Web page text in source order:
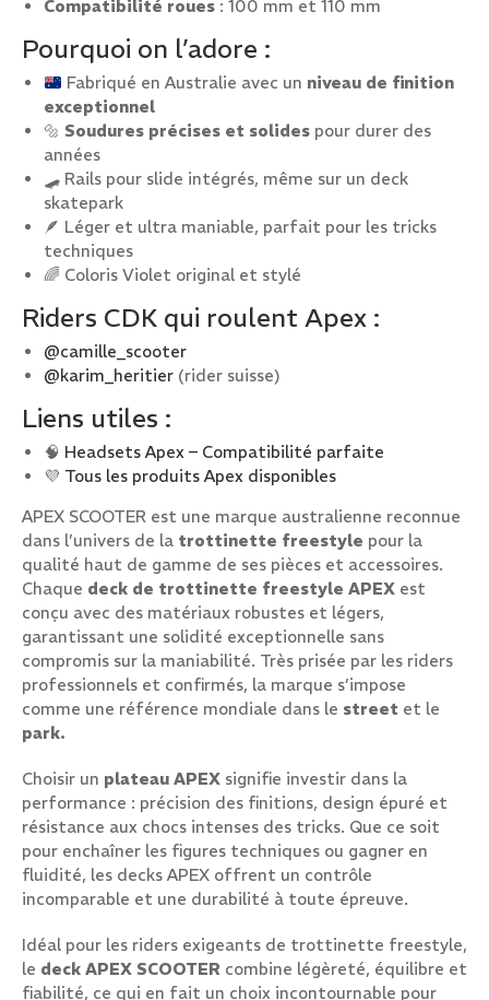
Compatibilité roues : 100 mm et 110 mm
Pourquoi on l’adore :
Fabriqué en Australie avec un niveau de finition
exceptionnel
🔩 Soudures précises et solides pour durer des
années
🛹 Rails pour slide intégrés, même sur un deck
skatepark
🪶 Léger et ultra maniable, parfait pour les tricks
techniques
🌈 Coloris Violet original et stylé
Riders CDK qui roulent Apex :
@camille_scooter
@karim_heritier (rider suisse)
Liens utiles :
🧠 Headsets Apex – Compatibilité parfaite
💜 Tous les produits Apex disponibles
APEX SCOOTER est une marque australienne reconnue
dans l’univers de la trottinette freestyle pour la
qualité haut de gamme de ses pièces et accessoires.
Chaque deck de trottinette freestyle APEX est
conçu avec des matériaux robustes et légers,
garantissant une solidité exceptionnelle sans
compromis sur la maniabilité. Très prisée par les riders
professionnels et confirmés, la marque s’impose
comme une référence mondiale dans le street et le
park.
Choisir un plateau APEX signifie investir dans la
performance : précision des finitions, design épuré et
résistance aux chocs intenses des tricks. Que ce soit
pour enchaîner les figures techniques ou gagner en
fluidité, les decks APEX offrent un contrôle
incomparable et une durabilité à toute épreuve.
Idéal pour les riders exigeants de trottinette freestyle,
le deck APEX SCOOTER combine légèreté, équilibre et
fiabilité, ce qui en fait un choix incontournable pour